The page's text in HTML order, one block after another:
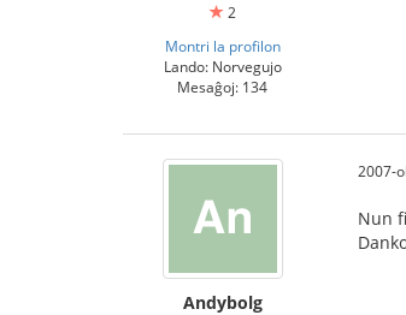
2
Montri la profilon
Lando: Norvegujo
Mesaĝoj: 134
Andybolg
2007-
Nun